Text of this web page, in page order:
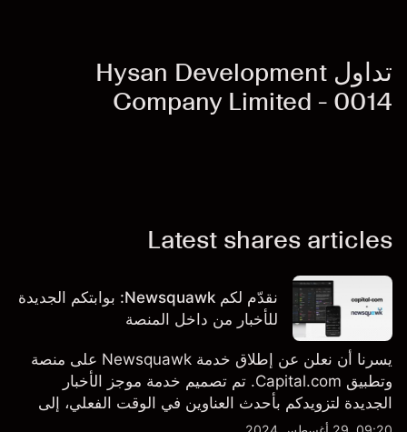
تداول Hysan Development
Company Limited - 0014
Latest shares articles
نقدّم لكم Newsquawk: بوابتكم الجديدة
للأخبار من داخل المنصة
يسرنا أن نعلن عن إطلاق خدمة Newsquawk على منصة
وتطبيق Capital.com. تم تصميم خدمة موجز الأخبار
الجديدة لتزويدكم بأحدث العناوين في الوقت الفعلي، إلى
جانب قصص إخبارية مخصصة وتقارير تحليلية متعمقة - وكل